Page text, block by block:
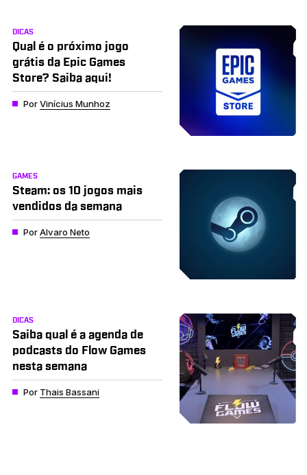
DICAS
Qual é o próximo jogo
grátis da Epic Games
Store? Saiba aqui!
PorVinícius Munhoz
GAMES
Steam: os 10 jogos mais
vendidos da semana
PorAlvaro Neto
DICAS
Saiba qual é a agenda de
podcasts do Flow Games
nesta semana
Por Thais Bassani